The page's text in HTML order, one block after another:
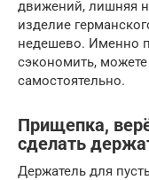
движений, лишняя
изделие
недешево. Именно
сэкономить,
самостоятельно.
Прищепка,
сделать
Держатель для